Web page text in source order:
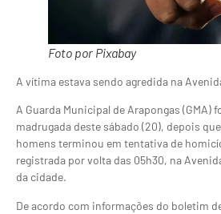
Foto por Pixabay
A vítima estava sendo agredida na
A Guarda Municipal de Arapongas (GMA)
madrugada deste sábado (20), depois
homens terminou em tentativa de
registrada por volta das 05h30, na
da cidade.
De acordo com informações do boletim